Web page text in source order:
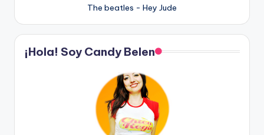
The beatles - Hey Jude
¡Hola! Soy Candy Belen